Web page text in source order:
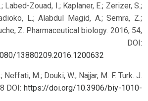
Labed-Zouad, I.; Kaplaner, E.; Zerizer, S.;
L.; Alabdul Magid, A.; Semra, Z.;
Z. Pharmaceutical biology. 2016, 54,
3032. DOI:
13880209.2016.1200632
Neffati, M.; Douki, W.; Najjar, M. F. Turk. J.
DOI: https://doi.org/10.3906/biy-1010-